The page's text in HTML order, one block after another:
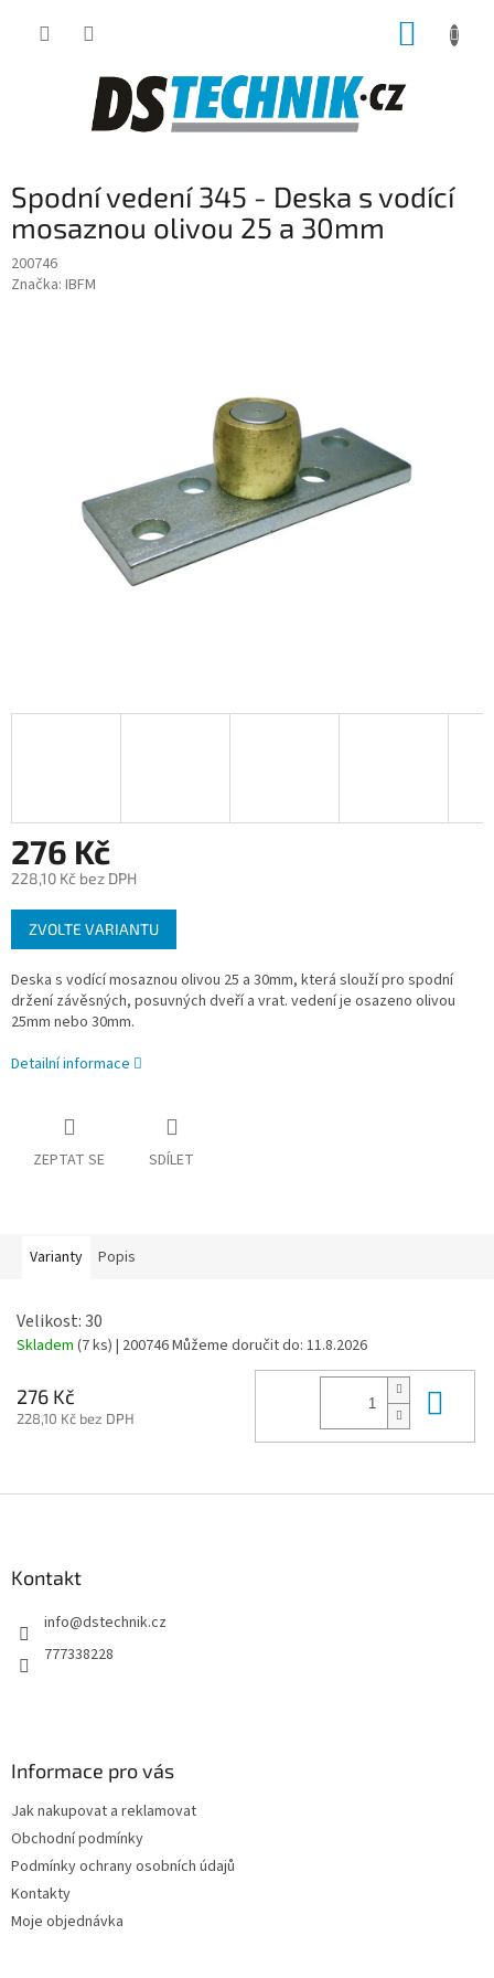
Spodní vedení 345 - Deska s vodící
mosaznou olivou 25 a 30mm
200746
Značka: IBFM
276 Kč
228,10 Kč bez DPH
Měrná
cena:
ZVOLTE VARIANTU
Deska s vodící mosaznou olivou 25 a 30mm, která slouží pro spodní
držení závěsných, posuvných dveří a vrat. vedení je osazeno olivou
25mm nebo 30mm.
Detailní informace
ZEPTAT SE SDÍLET
Varianty Popis
Velikost: 30
Skladem (7 ks) | 200746Můžeme doručit do: 11.8.2026
276 Kč
228,10 Kč bez DPH
Kontakt
info@dstechnik.cz
777338228
Informace pro vás
Jak nakupovat a reklamovat
Obchodní podmínky
Podmínky ochrany osobních údajů
Kontakty
Moje objednávka